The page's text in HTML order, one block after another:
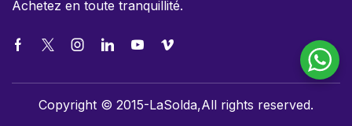
Achetez en toute tranquillité.
Copyright © 2015-LaSolda,All rights reserved.